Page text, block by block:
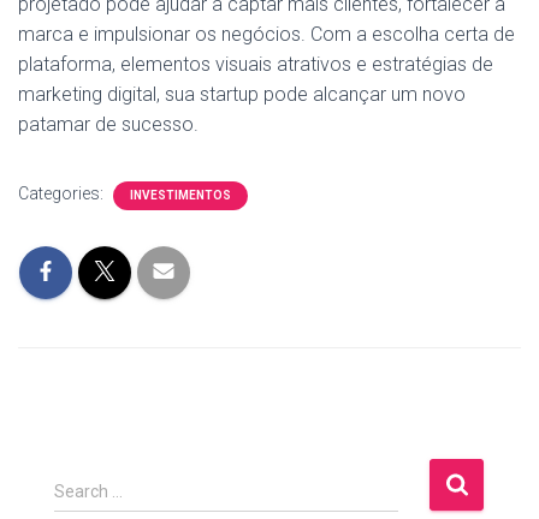
marca e impulsionar os negócios. Com a escolha certa de
plataforma, elementos visuais atrativos e estratégias de
marketing digital, sua startup pode alcançar um novo
patamar de sucesso.
Categories: INVESTIMENTOS
S
e
Search …